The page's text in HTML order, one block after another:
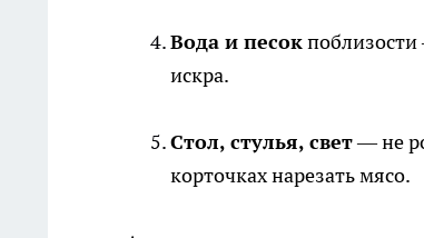
Вода и песок
искра.
Стол, стулья, свет— не
корточках нарезать мясо.